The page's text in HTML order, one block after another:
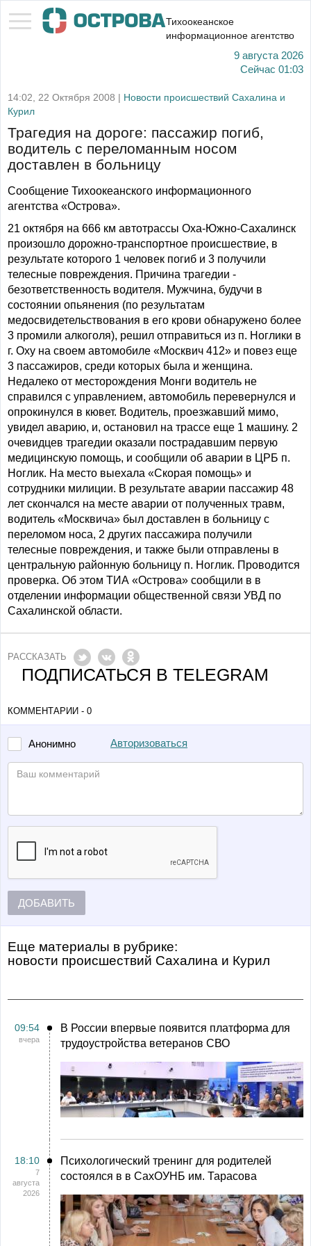
Тихоокеанское
информационное агентство
9 августа 2026
Сейчас 01:03
14:02, 22 Октября 2008 | Новости происшествий Сахалина и
Курил
Трагедия на дороге: пассажир погиб,
водитель с переломанным носом
доставлен в больницу
Сообщение Тихоокеанского информационного
агентства «Острова».
21 октября на 666 км автотрассы Оха-Южно-Сахалинск
произошло дорожно-транспортное происшествие, в
результате которого 1 человек погиб и 3 получили
телесные повреждения. Причина трагедии -
безответственность водителя. Мужчина, будучи в
состоянии опьянения (по результатам
медосвидетельствования в его крови обнаружено более
3 промили алкоголя), решил отправиться из п. Ноглики в
г. Оху на своем автомобиле «Москвич 412» и повез еще
3 пассажиров, среди которых была и женщина.
Недалеко от месторождения Монги водитель не
справился с управлением, автомобиль перевернулся и
опрокинулся в кювет. Водитель, проезжавший мимо,
увидел аварию, и, остановил на трассе еще 1 машину. 2
очевидцев трагедии оказали пострадавшим первую
медицинскую помощь, и сообщили об аварии в ЦРБ п.
Ноглик. На место выехала «Скорая помощь» и
сотрудники милиции. В результате аварии пассажир 48
лет скончался на месте аварии от полученных травм,
водитель «Москвича» был доставлен в больницу с
переломом носа, 2 других пассажира получили
телесные повреждения, и также были отправлены в
центральную районную больницу п. Ноглик. Проводится
проверка. Об этом ТИА «Острова» сообщили в в
отделении информации общественной связи УВД по
Сахалинской области.
РАССКАЗАТЬ
ПОДПИСАТЬСЯ В TELEGRAM
КОММЕНТАРИИ - 0
Анонимно Авторизоваться
ДОБАВИТЬ
Еще материалы в рубрике:
Новости происшествий Сахалина и Курил
09:54
вчера
В России впервые появится платформа для
трудоустройства ветеранов СВО
18:10
7
августа
2026
Психологический тренинг для родителей
состоялся в в СахОУНБ им. Тарасова